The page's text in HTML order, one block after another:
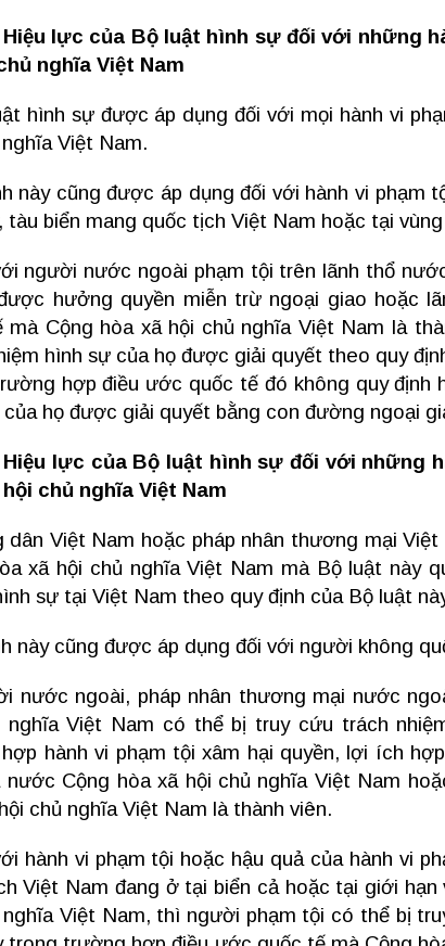
Hiệu lực của Bộ luật hình sự đối với những
nghĩa Việt Nam
hình sự được áp dụng đối với mọi hành vi
Việt Nam.
này cũng được áp dụng đối với hành vi phạm
tàu biển mang quốc tịch Việt Nam hoặc tại
người nước ngoài phạm tội trên lãnh thổ
hưởng quyền miễn trừ ngoại giao hoặc
mà Cộng hòa xã hội chủ nghĩa Việt Nam là
hình sự của họ được giải quyết theo quy
hợp điều ước quốc tế đó không quy định
của họ được giải quyết bằng con đường ngoại
Hiệu lực của Bộ luật hình sự đối với những
chủ nghĩa Việt Nam
dân Việt Nam hoặc pháp nhân thương mại
xã hội chủ nghĩa Việt Nam mà Bộ luật này
sự tại Việt Nam theo quy định của Bộ luật
này cũng được áp dụng đối với người không
nước ngoài, pháp nhân thương mại nước
nghĩa Việt Nam có thể bị truy cứu trách
hành vi phạm tội xâm hại quyền, lợi ích
nước Cộng hòa xã hội chủ nghĩa Việt Nam
chủ nghĩa Việt Nam là thành viên.
hành vi phạm tội hoặc hậu quả của hành vi
Việt Nam đang ở tại biển cả hoặc tại giới
nghĩa Việt Nam, thì người phạm tội có thể bị